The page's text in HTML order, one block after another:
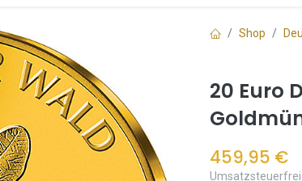
Shop
20 Euro
459,95 €
Umsatzsteuerfrei